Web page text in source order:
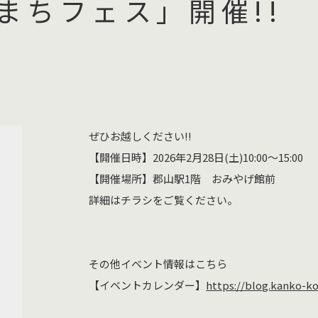
ちフェス」開催!!
ぜひお越しください!!
【開催日時】2026年2月28日(土)10:00～15:00
【開催場所】郡山駅1階 おみやげ館前
詳細はチラシをご覧ください。
その他イベント情報はこちら
【イベントカレンダー】 https://blog.kanko-